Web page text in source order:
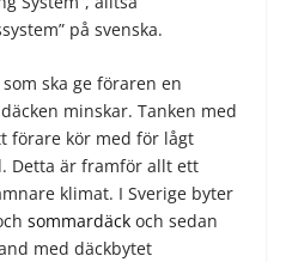
på svenska.
ska ge föraren en
minskar. Tanken med
förare kör med för lågt
Detta är framför allt ett
klimat. I Sverige byter
sommardäckoch sedan
med däckbytet